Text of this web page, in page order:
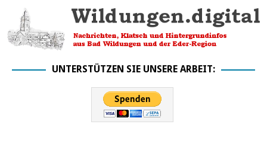
UNTERSTÜTZEN SIE UNSERE ARBEIT: